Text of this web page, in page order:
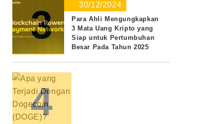
3 30/12/2024
Para Ahli Mengungkapkan
3 Mata Uang Kripto yang
Siap untuk Pertumbuhan
Besar Pada Tahun 2025
4